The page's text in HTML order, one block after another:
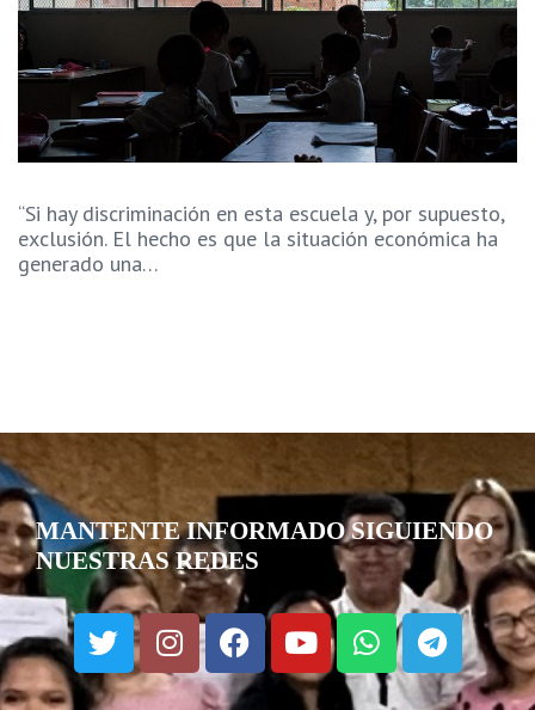
“Si hay discriminación en esta escuela y, por supuesto,
exclusión. El hecho es que la situación económica ha
generado una…
MANTENTE INFORMADO SIGUIENDO
NUESTRAS REDES